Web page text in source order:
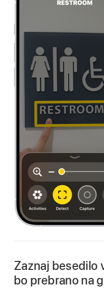
Zaznaj besedilo
bo prebrano na